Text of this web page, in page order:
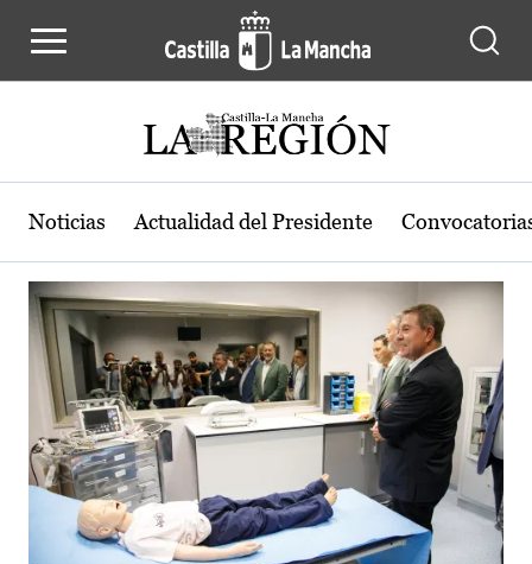
Actualidad de la región de Castilla-
Noticias Actualidad del Presidente